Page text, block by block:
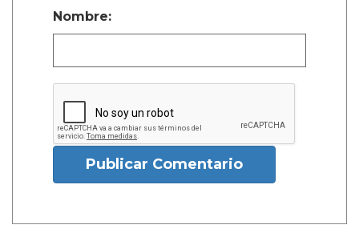
Nombre:
Publicar Comentario